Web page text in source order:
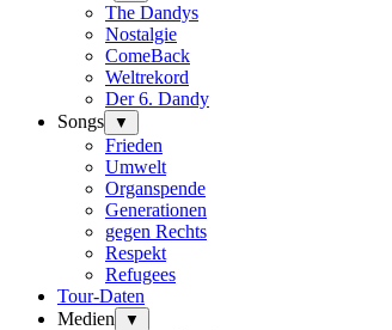
The Dandys
Nostalgie
ComeBack
Weltrekord
Der 6. Dandy
Songs
▼
Frieden
Umwelt
Organspende
Generationen
gegen Rechts
Respekt
Refugees
Tour-Daten
Medien
▼